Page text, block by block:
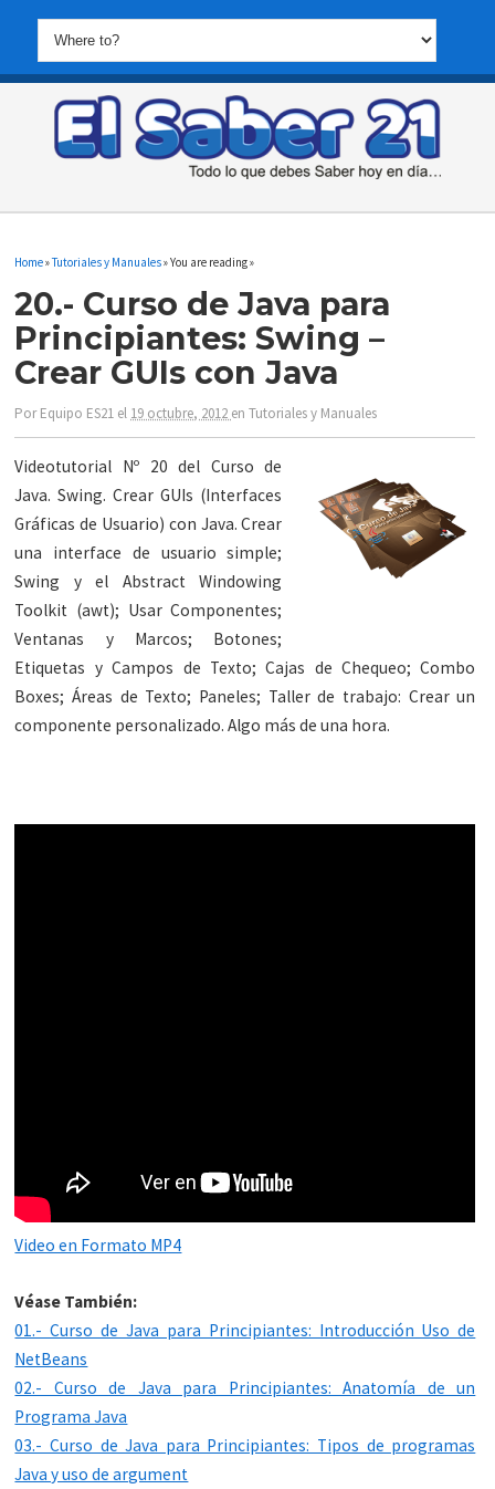
Home»Tutoriales y Manuales» You are reading »
20.- Curso de Java para
Principiantes: Swing –
Crear GUIs con Java
PorEquipo ES21 el 19 octubre, 2012 enTutoriales y Manuales
Videotutorial Nº 20 del Curso de
Java. Swing. Crear GUIs (Interfaces
Gráficas de Usuario) con Java. Crear
una interface de usuario simple;
Swing y el Abstract Windowing
Toolkit (awt); Usar Componentes;
Ventanas y Marcos; Botones;
Etiquetas y Campos de Texto; Cajas de Chequeo; Combo
Boxes; Áreas de Texto; Paneles; Taller de trabajo: Crear un
componente personalizado. Algo más de una hora.
Video en Formato MP4
Véase También:
01.- Curso de Java para Principiantes: Introducción Uso de
NetBeans
02.- Curso de Java para Principiantes: Anatomía de un
Programa Java
03.- Curso de Java para Principiantes: Tipos de programas
Java y uso de argument